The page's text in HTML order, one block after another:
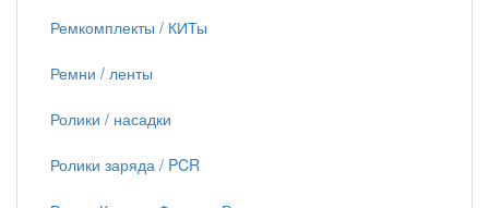
Ремкомплекты / КИТы
Ремни / ленты
Ролики / насадки
Ролики заряда / PCR